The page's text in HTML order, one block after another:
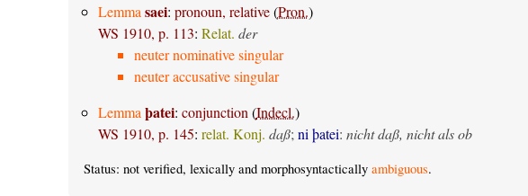
Lemma saei: pronoun, relative(Pron.)
WS 1910, p. 113: Relat. der
neuter nominative singular
neuter accusative singular
Lemma þatei: conjunction(Indecl.)
WS 1910, p. 145: relat. Konj. daß;ni þatei: nicht daß, nicht als ob
Status: not verified, lexically and morphosyntactically ambiguous.